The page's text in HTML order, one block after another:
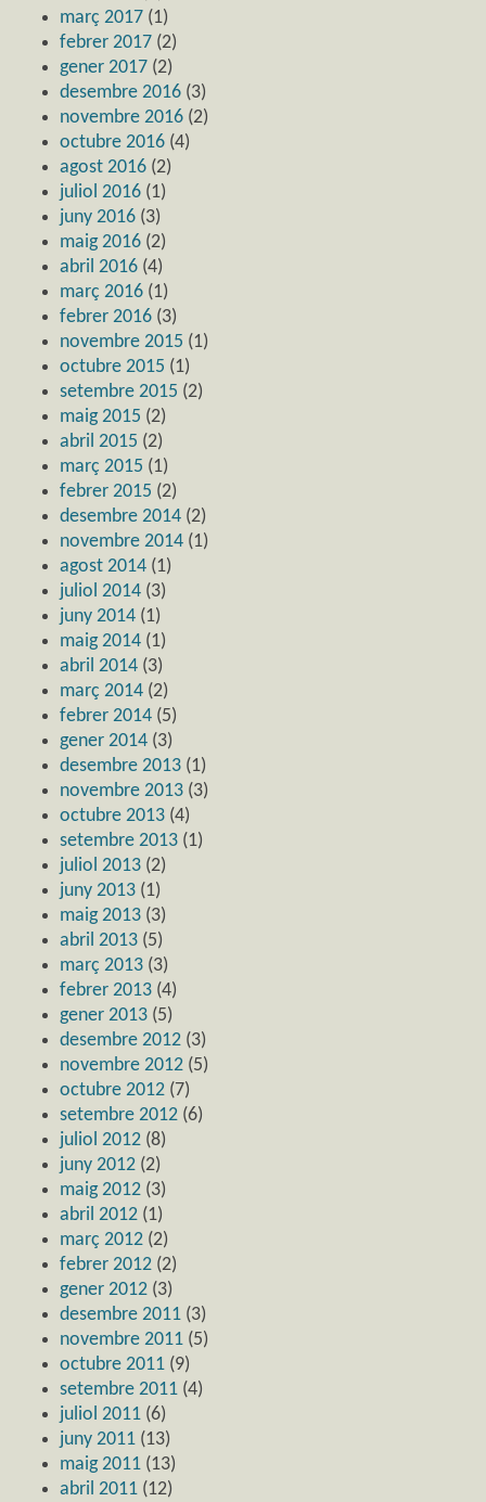
març 2017 (1)
febrer 2017 (2)
gener 2017 (2)
desembre 2016 (3)
novembre 2016 (2)
octubre 2016 (4)
agost 2016 (2)
juliol 2016 (1)
juny 2016 (3)
maig 2016 (2)
abril 2016 (4)
març 2016 (1)
febrer 2016 (3)
novembre 2015 (1)
octubre 2015 (1)
setembre 2015 (2)
maig 2015 (2)
abril 2015 (2)
març 2015 (1)
febrer 2015 (2)
desembre 2014 (2)
novembre 2014 (1)
agost 2014 (1)
juliol 2014 (3)
juny 2014 (1)
maig 2014 (1)
abril 2014 (3)
març 2014 (2)
febrer 2014 (5)
gener 2014 (3)
desembre 2013 (1)
novembre 2013 (3)
octubre 2013 (4)
setembre 2013 (1)
juliol 2013 (2)
juny 2013 (1)
maig 2013 (3)
abril 2013 (5)
març 2013 (3)
febrer 2013 (4)
gener 2013 (5)
desembre 2012 (3)
novembre 2012 (5)
octubre 2012 (7)
setembre 2012 (6)
juliol 2012 (8)
juny 2012 (2)
maig 2012 (3)
abril 2012 (1)
març 2012 (2)
febrer 2012 (2)
gener 2012 (3)
desembre 2011 (3)
novembre 2011 (5)
octubre 2011 (9)
setembre 2011 (4)
juliol 2011 (6)
juny 2011 (13)
maig 2011 (13)
abril 2011 (12)